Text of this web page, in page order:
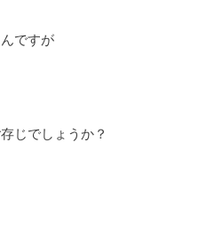
ですが
じでしょうか？